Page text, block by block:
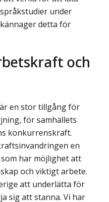
under
detta för
och
en stor tillgång för
för samhällets
konkurrenskraft.
en
har möjlighet att
och viktigt arbete.
att underlätta för
sig att stanna. Vi har